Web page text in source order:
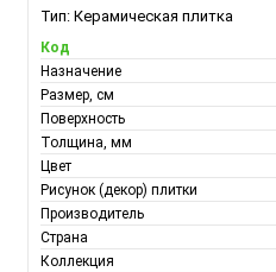
Тип: Керамическая плитка
Код
Назначение
Размер, см
Поверхность
Толщина, мм
Цвет
Рисунок (декор) плитки
Производитель
Страна
Коллекция